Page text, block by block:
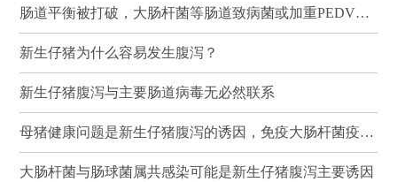
肠道平衡被打破，大肠杆菌等肠道致病菌或加重PEDV感染
新生仔猪为什么容易发生腹泻？
新生仔猪腹泻与主要肠道病毒无必然联系
母猪健康问题是新生仔猪腹泻的诱因，免疫大肠杆菌疫苗可有效降低其发病率和死亡率
大肠杆菌与肠球菌属共感染可能是新生仔猪腹泻主要诱因